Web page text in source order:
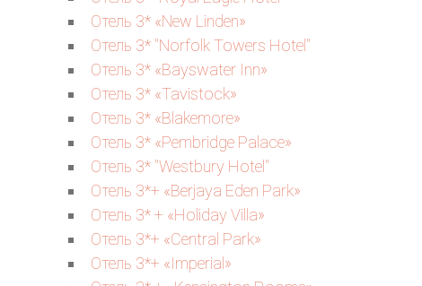
Отель 3* «New Linden»
Отель 3* "Norfolk Towers Hotel"
Отель 3* «Bayswater Inn»
Отель 3* «Tavistock»
Отель 3* «Blakemore»
Отель 3* «Pembridge Palace»
Отель 3* "Westbury Hotel"
Отель 3*+ «Berjaya Eden Park»
Отель 3* + «Holiday Villa»
Отель 3*+ «Central Park»
Отель 3*+ «Imperial»